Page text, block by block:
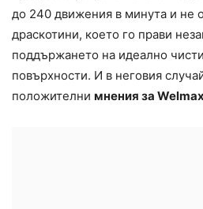
до 240 движения в минута и не
драскотини, което го прави
поддържането на идеално
повърхности. И в неговия
положителни мнения за Welmax